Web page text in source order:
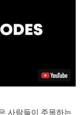
사람들이 주목하는